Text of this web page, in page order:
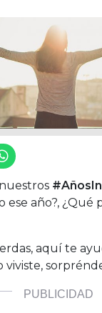
ese año?, ¿Qué
aquí te
viviste,